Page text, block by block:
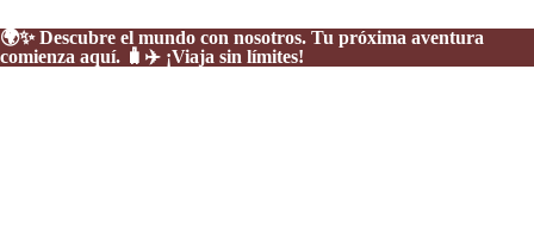
🌍✨ Descubre el mundo con nosotros. Tu próxima aventura
comienza aquí. 🧳✈️ ¡Viaja sin límites!